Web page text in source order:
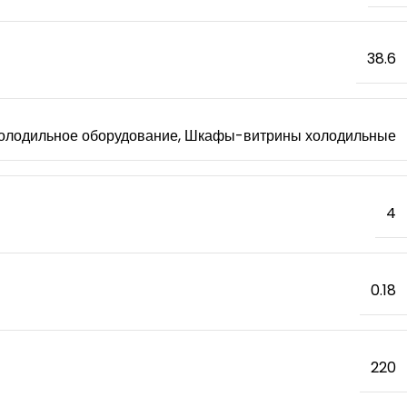
38.6
оборудование, Шкафы-витрины холодильные
4
0.18
220